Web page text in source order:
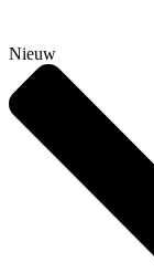
Nieuw